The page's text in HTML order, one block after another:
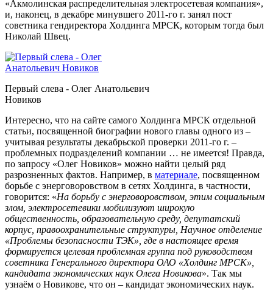
«Акмолинская распределительная электросетевая компания»,
и, наконец, в декабре минувшего 2011-го г. занял пост
советника гендиректора Холдинга МРСК, которым тогда был
Николай Швец.
Первый слева - Олег Анатольевич
Новиков
Интересно, что на сайте самого Холдинга МРСК отдельной
статьи, посвященной биографии нового главы одного из –
учитывая результаты декабрьской проверки 2011-го г. –
проблемных подразделений компании … не имеется! Правда,
по запросу «Олег Новиков» можно найти целый ряд
разрозненных фактов. Например, в материале, посвященном
борьбе с энерговоровством в сетях Холдинга, в частности,
говорится: «На борьбу с энерговоровством, этим социальным
злом, электросетевики мобилизуют широкую
общественность, образовательную среду, депутатский
корпус, правоохранительные структуры, Научное отделение
«Проблемы безопасности ТЭК», где в настоящее время
формируется целевая проблемная группа под руководством
советника Генерального директора ОАО «Холдинг МРСК»,
кандидата экономических наук Олега Новикова». Так мы
узнаём о Новикове, что он – кандидат экономических наук.